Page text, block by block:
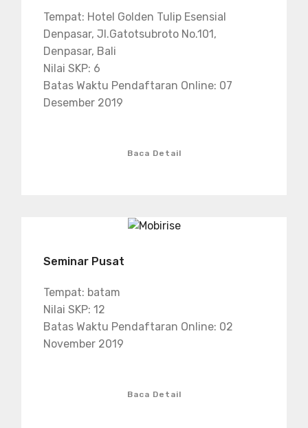
Tempat: Hotel Golden Tulip Esensial
Denpasar, Jl.Gatotsubroto No.101,
Denpasar, Bali
Nilai SKP: 6
Batas Waktu Pendaftaran Online: 07
Desember 2019
Baca Detail
Seminar Pusat
Tempat: batam
Nilai SKP: 12
Batas Waktu Pendaftaran Online: 02
November 2019
Baca Detail